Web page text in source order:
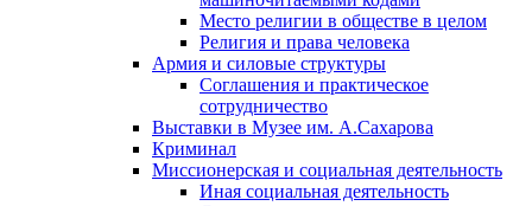
Место религии в обществе в целом
Религия и права человека
Армия и силовые структуры
Соглашения и практическое
сотрудничество
Выставки в Музее им. А.Сахарова
Криминал
Миссионерская и социальная деятельность
Иная социальная деятельность